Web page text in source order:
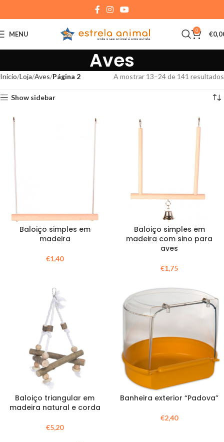
MENU 0 €
Aves
Início Loja Aves Página 2 A mostrar 13–24 de 141 resultados
Show sidebar
Baloiço simples em
madeira
€1,40
Baloiço simples em
madeira com sino para
aves
€1,75
Baloiço triangular em
madeira natural e corda
€5,20
Banheira exterior “Padova”
€2,40